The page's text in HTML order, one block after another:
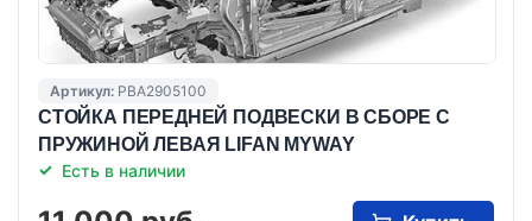
Артикул: PBA2905100
СТОЙКА ПЕРЕДНЕЙ ПОДВЕСКИ В СБОРЕ С
ПРУЖИНОЙ ЛЕВАЯ LIFAN MYWAY
Есть в наличии